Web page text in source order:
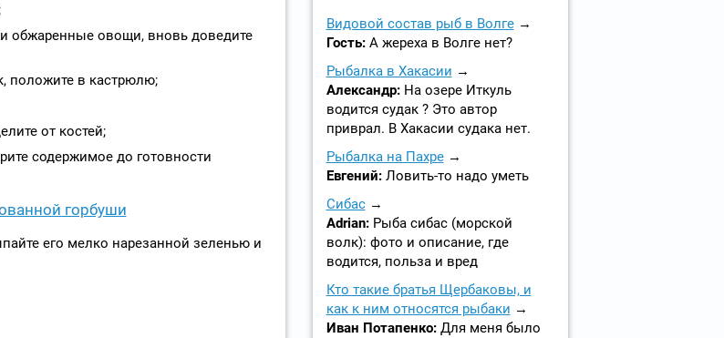
обжаренные овощи, вновь доведите
положите в кастрюлю;
от костей;
содержимое до готовности
горбуши
его мелко нарезанной зеленью и
Видовой состав рыб в Волге
Гость: А жереха в Волге нет?
Рыбалка в Хакасии
Александр: На озере Иткуль
водится судак ? Это автор
приврал. В Хакасии судака нет.
Рыбалка на Пахре
Евгений: Ловить-то надо уметь
Сибас
Adrian: Рыба сибас (морской
волк): фото и описание, где
водится, польза и вред
Кто такие братья Щербаковы, и
как к ним относятся рыбаки
Иван Потапенко: Для меня было